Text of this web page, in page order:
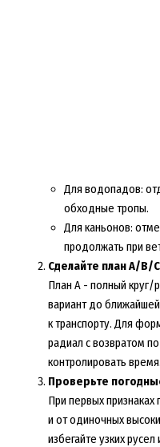
Для водопадов:
обходные тропы.
Для каньонов:
продолжать при
Сделайте план А/В/
План А - полный круг/
вариант до
к транспорту. Для
радиал с возвратом
контролировать время.
Проверьте
При первых
и от одиночных
избегайте узких